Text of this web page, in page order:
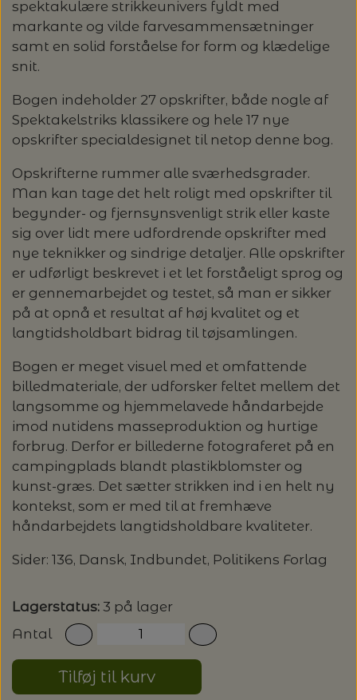
PASCUALI: NEPAL - SPAR 20%
PASCULI: SUAVE - SPAR 20%
POMP STITCH - BRODERI - SPAR 30-35%
SPAR 40% - GLERUPS STØVLER BØRN (STR.
19 - 23)
PERMIN: SPAR 30% PÅ ALLE
JULEBRODERIER
BALDYRE: UDVALGTE BRODERIER - SPAR
20%
LANG YARNS
MONDIAL
PASCUALI
RAUMA GARN
PERMIN
SOMMERGARN
LENE HOLME SAMSØE - LEKNIT
ODD ROW
OTHER LOOPS
PETITEKNIT
RAUMA
SUSIE HAUMANN
MASKESTOPPERE
MÅLEBÅND / PINDEMÅLERE
OPSKRIFTHOLDER FRA KNITPRO -
MAGMA
SAKSE
STRIKKE- OG SYNÅLE
SYTRÅD
TRYKLÅSE
spektakulære strikkeunivers fyldt med
markante og vilde farvesammensætninger
samt en solid forståelse for form og klædelige
snit.
Bogen indeholder 27 opskrifter, både nogle af
Spektakelstriks klassikere og hele 17 nye
opskrifter specialdesignet til netop denne bog.
Opskrifterne rummer alle sværhedsgrader.
Man kan tage det helt roligt med opskrifter til
begynder- og fjernsynsvenligt strik eller kaste
sig over lidt mere udfordrende opskrifter med
nye teknikker og sindrige detaljer. Alle opskrifter
er udførligt beskrevet i et let forståeligt sprog og
er gennemarbejdet og testet, så man er sikker
på at opnå et resultat af høj kvalitet og et
langtidsholdbart bidrag til tøjsamlingen.
Bogen er meget visuel med et omfattende
billedmateriale, der udforsker feltet mellem det
langsomme og hjemmelavede håndarbejde
imod nutidens masseproduktion og hurtige
forbrug. Derfor er billederne fotograferet på en
campingplads blandt plastikblomster og
kunst-græs. Det sætter strikken ind i en helt ny
kontekst, som er med til at fremhæve
håndarbejdets langtidsholdbare kvaliteter.
Sider: 136, Dansk, Indbundet, Politikens Forlag
Lagerstatus: 3 på lager
Antal
Tilføj til kurv